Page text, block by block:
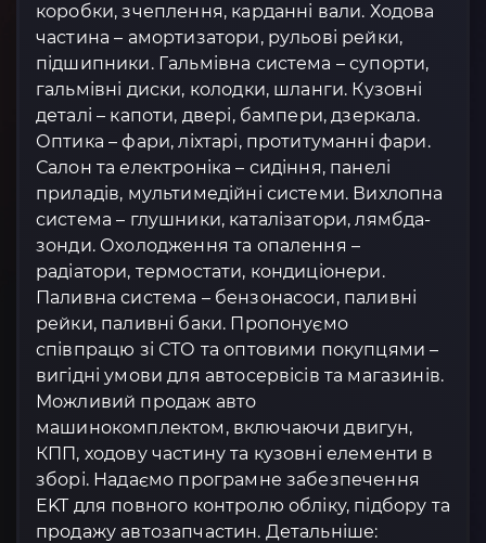
коробки, зчеплення, карданні вали. Ходова
частина – амортизатори, рульові рейки,
підшипники. Гальмівна система – супорти,
гальмівні диски, колодки, шланги. Кузовні
деталі – капоти, двері, бампери, дзеркала.
Оптика – фари, ліхтарі, протитуманні фари.
Салон та електроніка – сидіння, панелі
приладів, мультимедійні системи. Вихлопна
система – глушники, каталізатори, лямбда-
зонди. Охолодження та опалення –
радіатори, термостати, кондиціонери.
Паливна система – бензонасоси, паливні
рейки, паливні баки. Пропонуємо
співпрацю зі СТО та оптовими покупцями –
вигідні умови для автосервісів та магазинів.
Можливий продаж авто
машинокомплектом, включаючи двигун,
КПП, ходову частину та кузовні елементи в
зборі. Надаємо програмне забезпечення
EKT для повного контролю обліку, підбору та
продажу автозапчастин. Детальніше: